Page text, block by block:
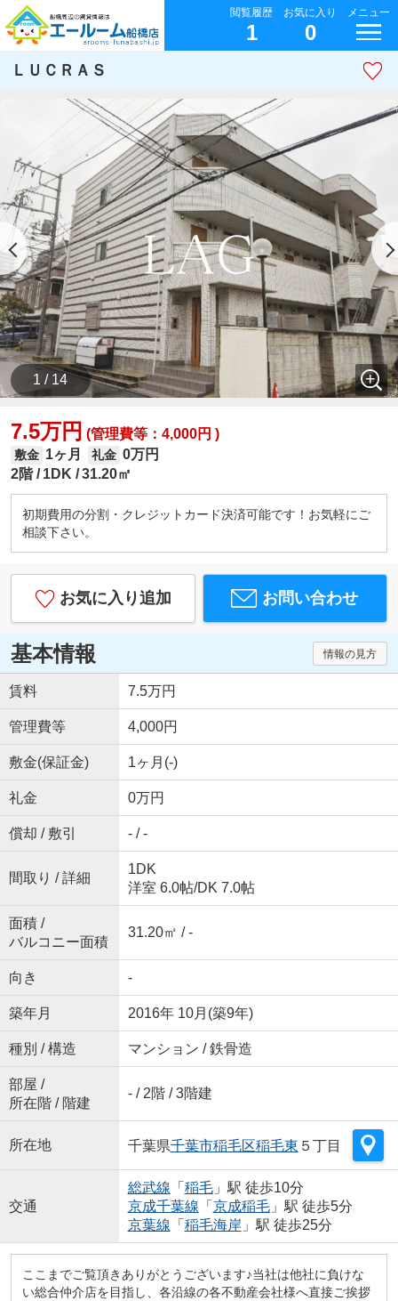
閲覧履歴
1
お気に入り
0
メニュー
ＬＵＣＲＡＳ
1 / 14
7.5万円 (管理費等：4,000円 )
敷金 1ヶ月 礼金 0万円
2階
1DK 31.20㎡
初期費用の分割・クレジットカード決済可能です！お気軽にご
相談下さい。
お気に入り追加 お問い合わせ
基本情報 情報の見方
賃料 7.5万円
管理費等 4,000円
敷金(保証金) 1ヶ月(-)
礼金 0万円
償却 / 敷引 - / -
間取り / 詳細
1DK
洋室 6.0帖/DK 7.0帖
面積 /
バルコニー面積
31.20㎡ / -
向き -
築年月 2016年 10月(築9年)
種別 / 構造 マンション / 鉄骨造
部屋 /
所在階 / 階建
- / 2階 / 3階建
所在地 千葉県千葉市稲毛区稲毛東 ５丁目
交通
総武線 「 稲毛」駅 徒歩10分
京成千葉線 「 京成稲毛」駅 徒歩5分
京葉線 「 稲毛海岸 」駅 徒歩25分
ここまでご覧頂きありがとうございます♪当社は他社に負けな
い総合仲介店を目指し、各沿線の各不動産会社様へ直接ご挨拶